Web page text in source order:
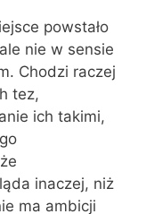
powstało
nie w sensie
Chodzi raczej
tez,
ich takimi,
inaczej, niż
ma ambicji